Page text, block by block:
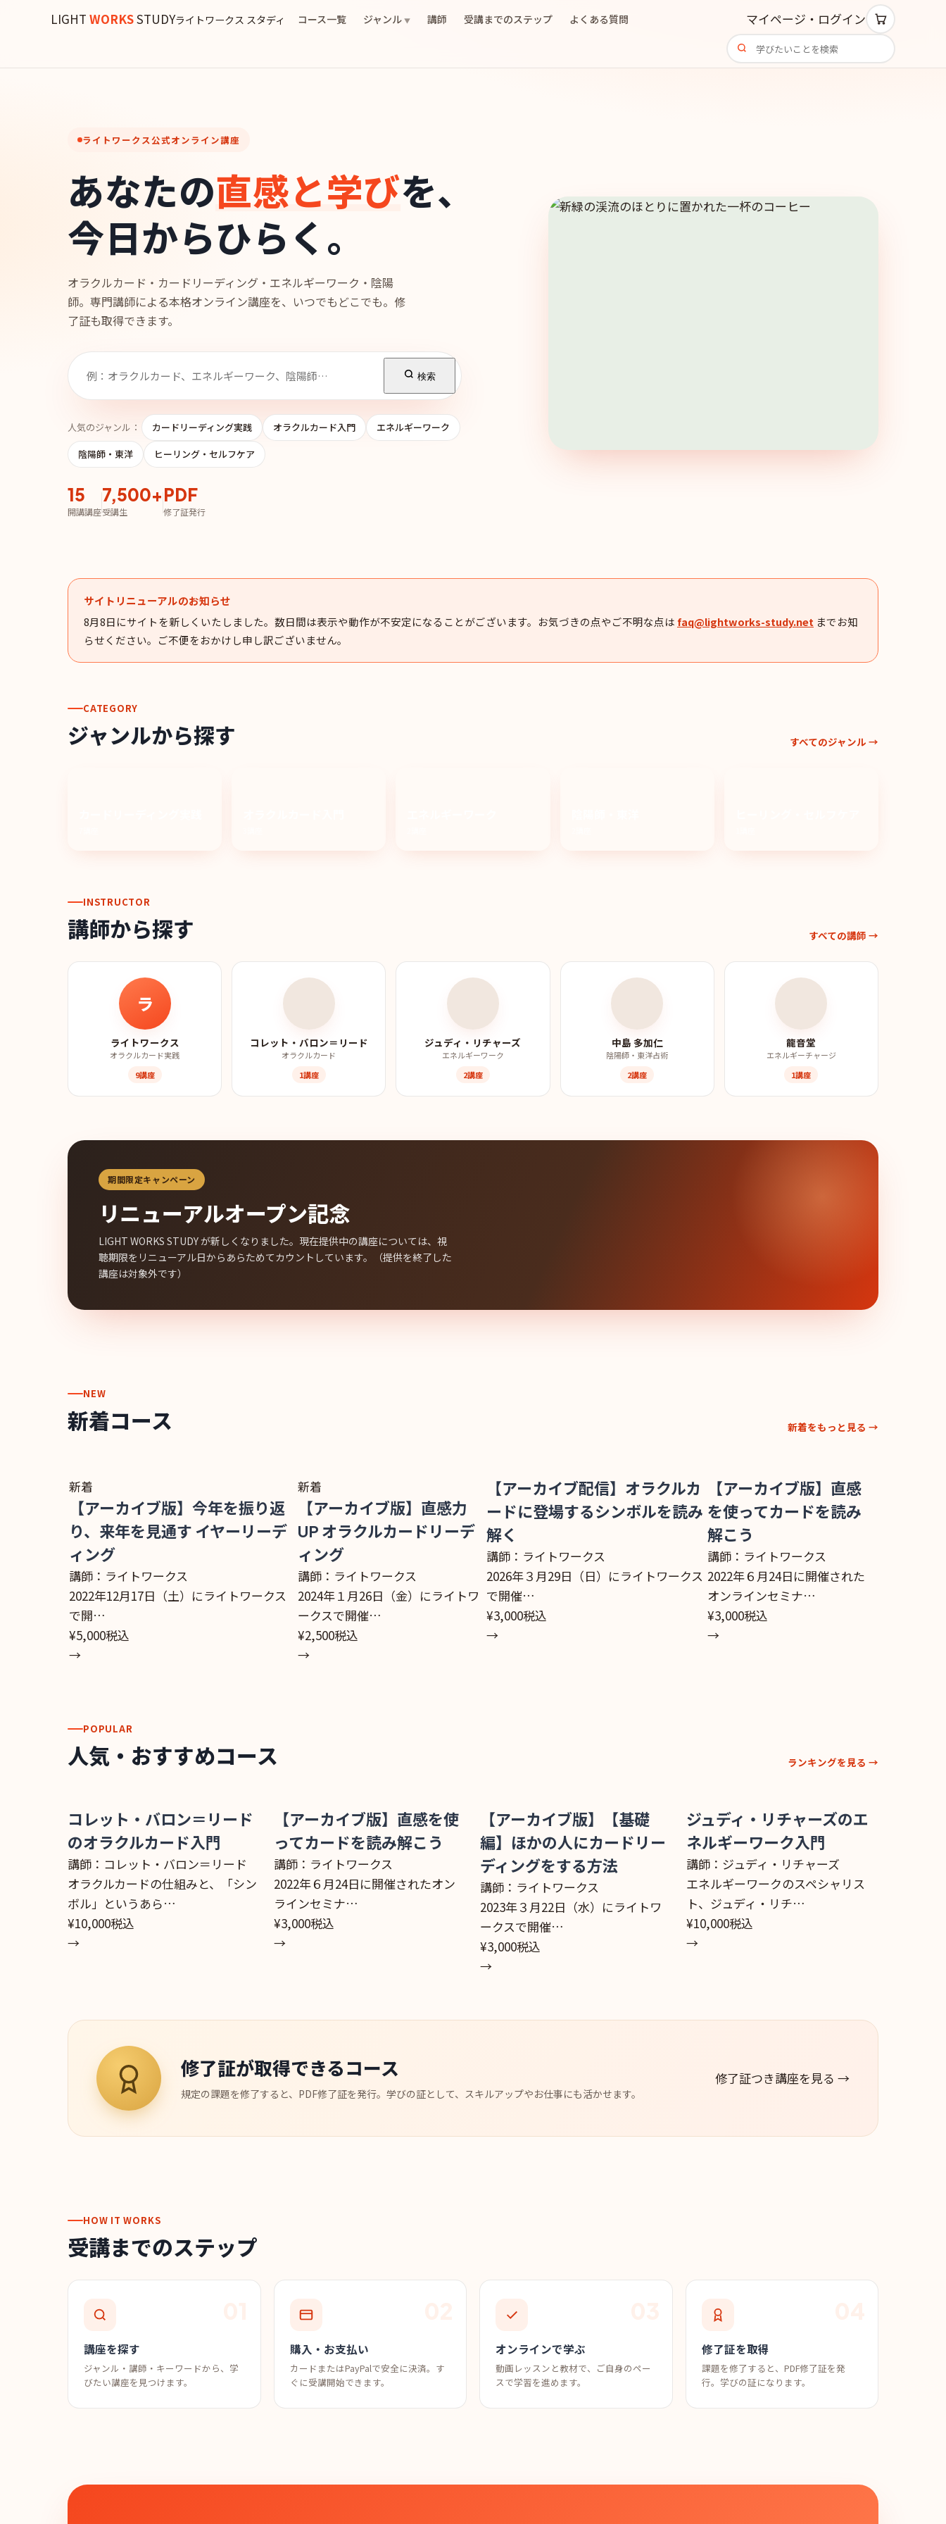
LIGHT WORKSSTUDYライトワークス スタディ コース一覧 ジャンル ▼ 講師 受講までのステップ よくある質問 マイページ・ログイン
ライトワークス公式オンライン講座
あなたの直感と学びを、
今日からひらく。
オラクルカード・カードリーディング・エネルギーワーク・陰陽
師。専門講師による本格オンライン講座を、いつでもどこでも。修
了証も取得できます。
検索
人気のジャンル： カードリーディング実践 オラクルカード入門
エネルギーワーク
陰陽師・東洋
ヒーリング・セルフケア
15
開講講座
7,500+
受講生
PDF
修了証発行
サイトリニューアルのお知らせ
8月8日にサイトを新しくいたしました。数日間は表示や動作が不安定になることがございます。お気づきの点やご不明な点は faq@lightworks-study.net までお知
らせください。ご不便をおかけし申し訳ございません。
CATEGORY
ジャンルから探す すべてのジャンル →
INSTRUCTOR
講師から探す すべての講師 →
ラ
ライトワークス
オラクルカード実践
9講座
コレット・バロン＝リード
オラクルカード
1講座
ジュディ・リチャーズ
エネルギーワーク
2講座
中島 多加仁
陰陽師・東洋占術
2講座
龍音堂
エネルギーチャージ
1講座
期間限定キャンペーン
リニューアルオープン記念
LIGHT WORKS STUDY が新しくなりました。現在提供中の講座については、視
聴期限をリニューアル日からあらためてカウントしています。（提供を終了した
講座は対象外です）
NEW
新着コース 新着をもっと見る →
新着
【アーカイブ版】今年を振り返
り、来年を見通す イヤーリーデ
ィング
講師：ライトワークス
2022年12月17日（土）にライトワークス
で開…
¥5,000税込
→
新着
【アーカイブ版】直感力
UP オラクルカードリーデ
ィング
講師：ライトワークス
2024年１月26日（金）にライトワ
ークスで開催…
¥2,500税込
→
【アーカイブ配信】オラクルカ
ードに登場するシンボルを読み
解く
講師：ライトワークス
2026年３月29日（日）にライトワークス
で開催…
¥3,000税込
→
【アーカイブ版】直感
を使ってカードを読み
解こう
講師：ライトワークス
2022年６月24日に開催された
オンラインセミナ…
¥3,000税込
→
POPULAR
人気・おすすめコース ランキングを見る →
コレット・バロン＝リード
のオラクルカード入門
講師：コレット・バロン＝リード
オラクルカードの仕組みと、「シン
ボル」というあら…
¥10,000税込
→
【アーカイブ版】直感を使
ってカードを読み解こう
講師：ライトワークス
2022年６月24日に開催されたオン
ラインセミナ…
¥3,000税込
→
【アーカイブ版】【基礎
編】ほかの人にカードリー
ディングをする方法
講師：ライトワークス
2023年３月22日（水）にライトワ
ークスで開催…
¥3,000税込
→
ジュディ・リチャーズのエ
ネルギーワーク入門
講師：ジュディ・リチャーズ
エネルギーワークのスペシャリス
ト、ジュディ・リチ…
¥10,000税込
→
修了証が取得できるコース
規定の課題を修了すると、PDF修了証を発行。学びの証として、スキルアップやお仕事にも活かせます。
修了証つき講座を見る →
HOW IT WORKS
受講までのステップ
講座を探す
ジャンル・講師・キーワードから、学
びたい講座を見つけます。
購入・お支払い
カードまたはPayPalで安全に決済。す
ぐに受講開始できます。
オンラインで学ぶ
動画レッスンと教材で、ご自身のペー
スで学習を進めます。
修了証を取得
課題を修了すると、PDF修了証を発
行。学びの証になります。